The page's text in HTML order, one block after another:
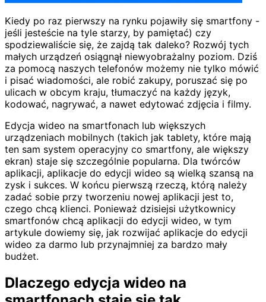
Kiedy po raz pierwszy na rynku pojawiły się smartfony -
jeśli jesteście na tyle starzy, by pamiętać) czy
spodziewaliście się, że zajdą tak daleko? Rozwój tych
małych urządzeń osiągnął niewyobrażalny poziom. Dziś
za pomocą naszych telefonów możemy nie tylko mówić
i pisać wiadomości, ale robić zakupy, poruszać się po
ulicach w obcym kraju, tłumaczyć na każdy język,
kodować, nagrywać, a nawet edytować zdjęcia i filmy.
Edycja wideo na smartfonach lub większych
urządzeniach mobilnych (takich jak tablety, które mają
ten sam system operacyjny co smartfony, ale większy
ekran) staje się szczególnie popularna. Dla twórców
aplikacji, aplikacje do edycji wideo są wielką szansą na
zysk i sukces. W końcu pierwszą rzeczą, którą należy
zadać sobie przy tworzeniu nowej aplikacji jest to,
czego chcą klienci. Ponieważ dzisiejsi użytkownicy
smartfonów chcą aplikacji do edycji wideo, w tym
artykule dowiemy się, jak rozwijać aplikacje do edycji
wideo za darmo lub przynajmniej za bardzo mały
budżet.
Dlaczego edycja wideo na